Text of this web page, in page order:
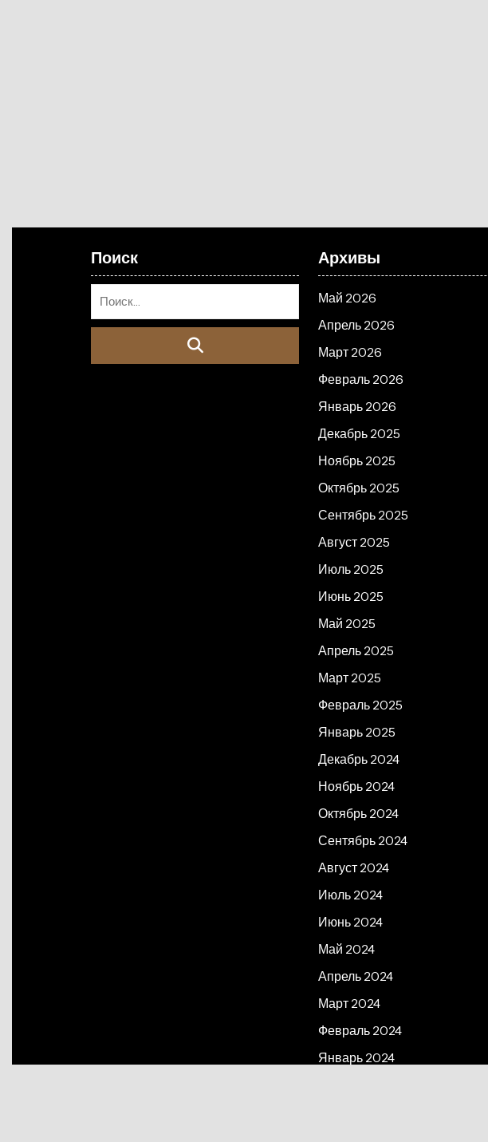
Поиск Архивы
Май 2026
Апрель 2026
Март 2026
Февраль 2026
Январь 2026
Декабрь 2025
Ноябрь 2025
Октябрь 2025
Сентябрь 2025
Август 2025
Июль 2025
Июнь 2025
Май 2025
Апрель 2025
Март 2025
Февраль 2025
Январь 2025
Декабрь 2024
Ноябрь 2024
Октябрь 2024
Сентябрь 2024
Август 2024
Июль 2024
Июнь 2024
Май 2024
Апрель 2024
Март 2024
Февраль 2024
Январь 2024